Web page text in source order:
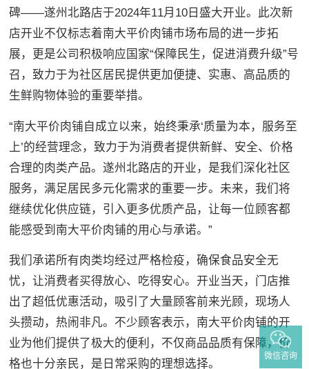
碑——遂州北路店于2024年11月10日盛大开业。此次新
店开业不仅标志着南大平价肉铺市场布局的进一步拓
展，更是公司积极响应国家“保障民生，促进消费升级”号
召，致力于为社区居民提供更加便捷、实惠、高品质的
生鲜购物体验的重要举措。
“南大平价肉铺自成立以来，始终秉承‘质量为本，服务至
上’的经营理念，致力于为消费者提供新鲜、安全、价格
合理的肉类产品。遂州北路店的开业，是我们深化社区
服务，满足居民多元化需求的重要一步。未来，我们将
继续优化供应链，引入更多优质产品，让每一位顾客都
能感受到南大平价肉铺的用心与承诺。”
我们承诺所有肉类均经过严格检疫，确保食品安全无
忧，让消费者买得放心、吃得安心。开业当天，门店推
出了超低优惠活动，吸引了大量顾客前来光顾，现场人
头攒动，热闹非凡。不少顾客表示，南大平价肉铺的开
业为他们提供了极大的便利，不仅商品品质有保障，价
格也十分亲民，是日常采购的理想选择。
微信咨询